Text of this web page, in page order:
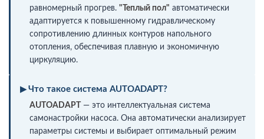
равномерный прогрев. "Теплый пол" автоматически
адаптируется к повышенному гидравлическому
сопротивлению длинных контуров напольного
отопления, обеспечивая плавную и экономичную
циркуляцию.
Что такое система AUTOADAPT?
AUTOADAPT — это интеллектуальная система
самонастройки насоса. Она автоматически анализирует
параметры системы и выбирает оптимальный режим